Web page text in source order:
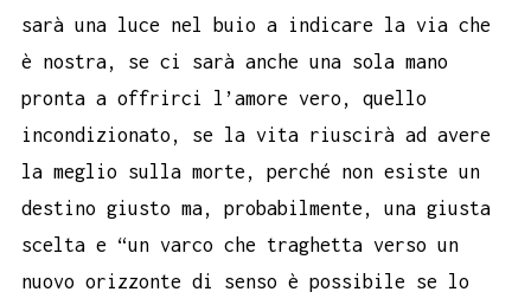
sarà una luce nel buio a indicare la via che
è nostra, se ci sarà anche una sola mano
pronta a offrirci l’amore vero, quello
incondizionato, se la vita riuscirà ad avere
la meglio sulla morte, perché non esiste un
destino giusto ma, probabilmente, una giusta
scelta e “un varco che traghetta verso un
nuovo orizzonte di senso è possibile se lo